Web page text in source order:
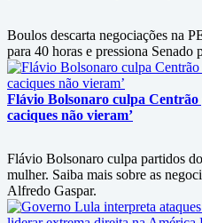
Boulos descarta negociações na
para 40 horas e pressiona Senado
Flávio Bolsonaro culpa Centrão
caciques não vieram’
Flávio Bolsonaro culpa partidos
mulher. Saiba mais sobre as
Alfredo Gaspar.